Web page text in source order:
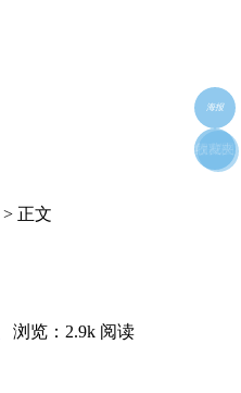
> 正文
浏览：2.9k 阅读
海报
好友
朋友圈
收藏夹